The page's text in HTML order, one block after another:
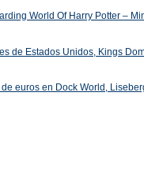
World Of Harry Potter –
de Estados Unidos, Kings
euros en Dock World,